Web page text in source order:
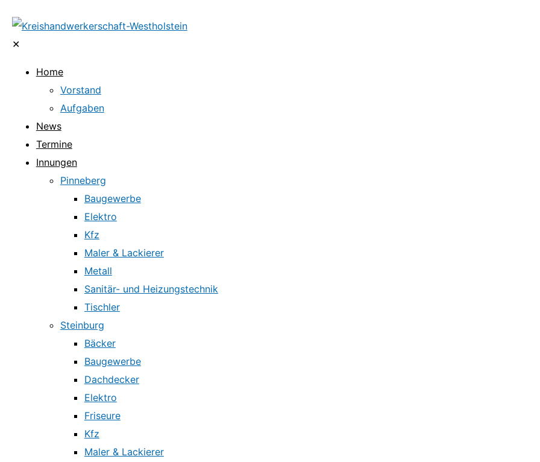
✕
Home
Vorstand
Aufgaben
News
Termine
Innungen
Pinneberg
Baugewerbe
Elektro
Kfz
Maler & Lackierer
Metall
Sanitär- und Heizungstechnik
Tischler
Steinburg
Bäcker
Baugewerbe
Dachdecker
Elektro
Friseure
Kfz
Maler & Lackierer